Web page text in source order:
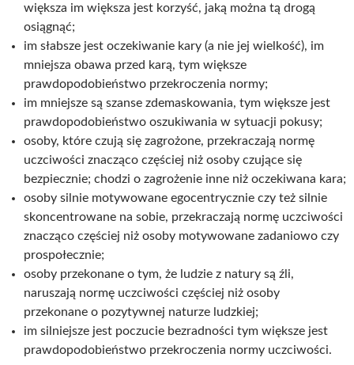
większa im większa jest korzyść, jaką można tą drogą
osiągnąć;
im słabsze jest oczekiwanie kary (a nie jej wielkość), im
mniejsza obawa przed karą, tym większe
prawdopodobieństwo przekroczenia normy;
im mniejsze są szanse zdemaskowania, tym większe jest
prawdopodobieństwo oszukiwania w sytuacji pokusy;
osoby, które czują się zagrożone, przekraczają normę
uczciwości znacząco częściej niż osoby czujące się
bezpiecznie; chodzi o zagrożenie inne niż oczekiwana kara;
osoby silnie motywowane egocentrycznie czy też silnie
skoncentrowane na sobie, przekraczają normę uczciwości
znacząco częściej niż osoby motywowane zadaniowo czy
prospołecznie;
osoby przekonane o tym, że ludzie z natury są źli,
naruszają normę uczciwości częściej niż osoby
przekonane o pozytywnej naturze ludzkiej;
im silniejsze jest poczucie bezradności tym większe jest
prawdopodobieństwo przekroczenia normy uczciwości.